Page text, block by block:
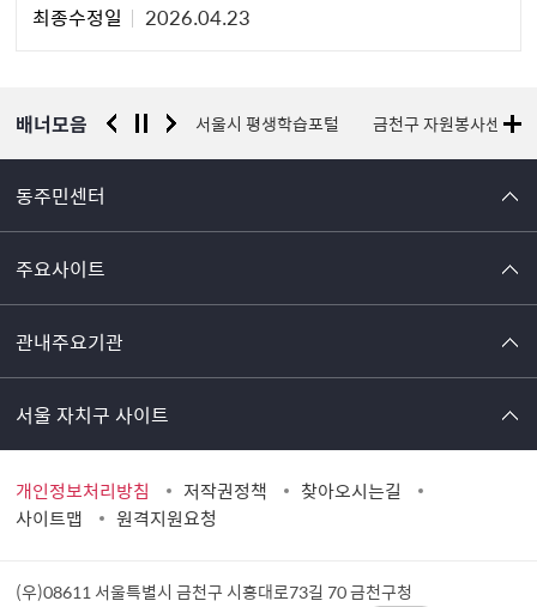
정최종수정일
2026.04.23
배너모음
경찰청 유실물 통합포털 서울시 평생학습포털 금천구 자원봉사센터
동주민센터
주요사이트
관내주요기관
서울 자치구 사이트
개인정보처리방침 저작권정책
찾아오시는길
사이트맵
원격지원요청
(우)08611 서울특별시 금천구 시흥대로73길 70금천구청